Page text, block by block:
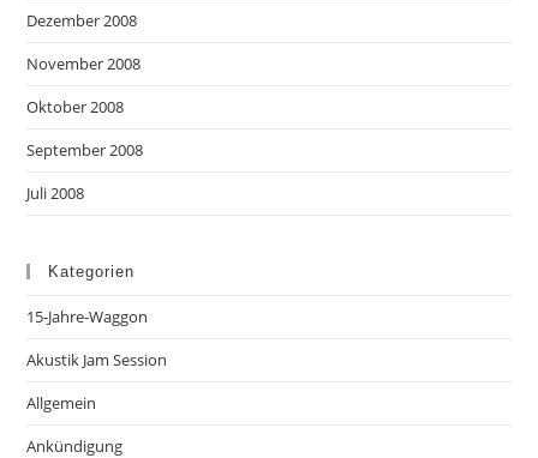
Dezember 2008
November 2008
Oktober 2008
September 2008
Juli 2008
Kategorien
15-Jahre-Waggon
Akustik Jam Session
Allgemein
Ankündigung